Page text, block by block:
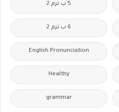
5 ب ترم 2
6 ب ترم 2
English Pronunciation
Healthy
grammar